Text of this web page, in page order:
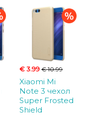
€ 3.99€ 10.99
Xiaomi Mi
Note 3 чехол
Super Frosted
Shield